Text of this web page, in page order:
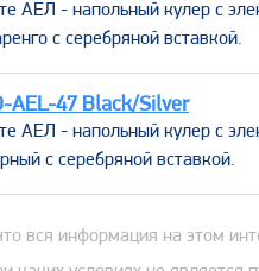
АЕЛ - напольный кулер с
с серебряной вставкой.
AEL-47 Black/Silver
АЕЛ - напольный кулер с
с серебряной вставкой.
вся информация на этом